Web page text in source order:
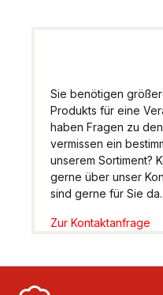
Sie benötigen
Produkts für eine
haben Fragen zu
vermissen ein
unserem Sortiment?
gerne über unser
sind gerne für Sie da.
Zur Kontaktanfrage